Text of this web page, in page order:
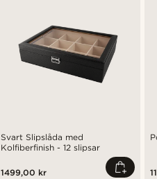
Svart Slipslåda med
Kolfiberfinish - 12 slipsar
1499,00 kr